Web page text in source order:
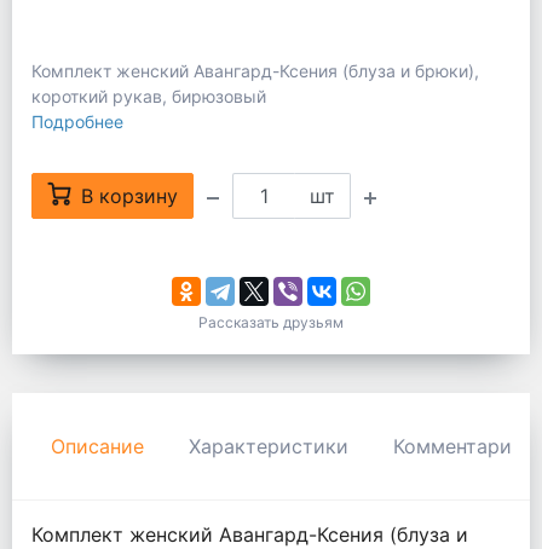
Комплект женский Авангард-Ксения (блуза и брюки),
короткий рукав, бирюзовый
Подробнее
В корзину шт
Рассказать друзьям
Описание Характеристики Комментарии
Комплект женский Авангард-Ксения (блуза и